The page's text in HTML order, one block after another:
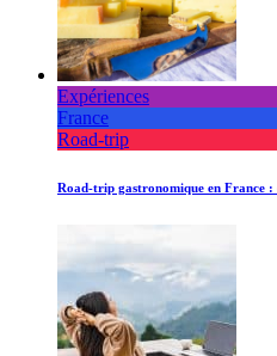
Expériences
France
Road-trip
Road-trip gastronomique en France :